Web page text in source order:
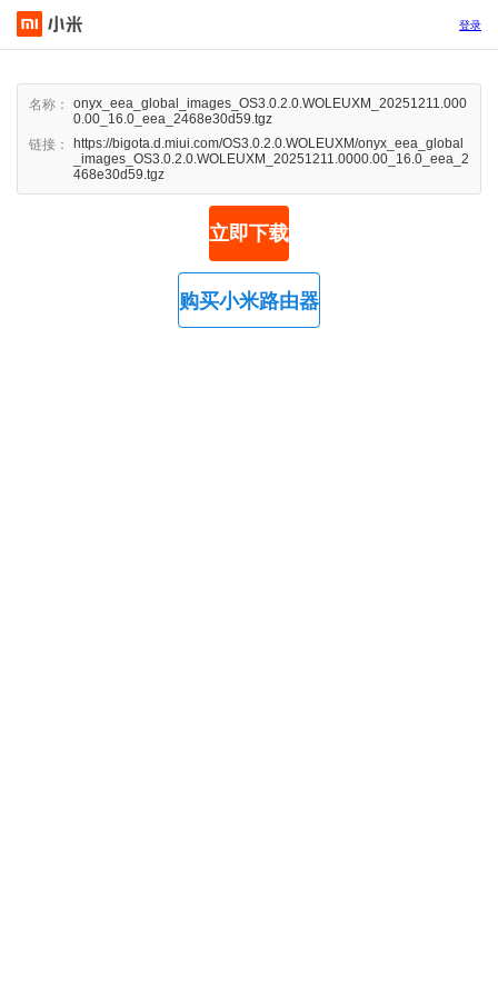
登录
名称：
onyx_eea_global_images_OS3.0.2.0.WOLEUXM_20251211.000
0.00_16.0_eea_2468e30d59.tgz
链接：
https://bigota.d.miui.com/OS3.0.2.0.WOLEUXM/onyx_eea_global
_images_OS3.0.2.0.WOLEUXM_20251211.0000.00_16.0_eea_2
468e30d59.tgz
立即下载
购买小米路由器